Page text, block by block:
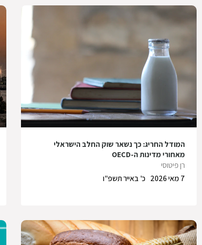
המודל החריג: כך נשאר שוק החלב הישראלי
מאחורי מדינות ה-OECD
רן פיטוסי
כ' באייר תשפ"ו
7 מאי 2026